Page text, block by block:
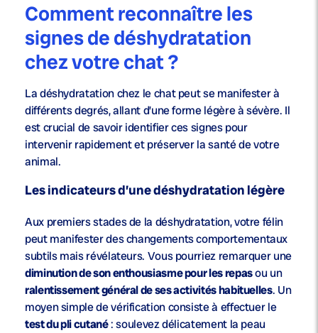
Comment reconnaître les
signes de déshydratation
chez votre chat ?
La déshydratation chez le chat peut se manifester à
différents degrés, allant d’une forme légère à sévère. Il
est crucial de savoir identifier ces signes pour
intervenir rapidement et préserver la santé de votre
animal.
Les indicateurs d’une déshydratation légère
Aux premiers stades de la déshydratation, votre félin
peut manifester des changements comportementaux
subtils mais révélateurs. Vous pourriez remarquer une
diminution de son enthousiasme pour les repasou un
ralentissement général de ses activités habituelles. Un
moyen simple de vérification consiste à effectuer le
test du pli cutané: soulevez délicatement la peau